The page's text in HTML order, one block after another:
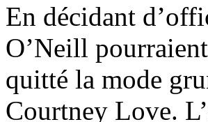
En décidant
O’Neill
quitté la mode
Courtney Love.